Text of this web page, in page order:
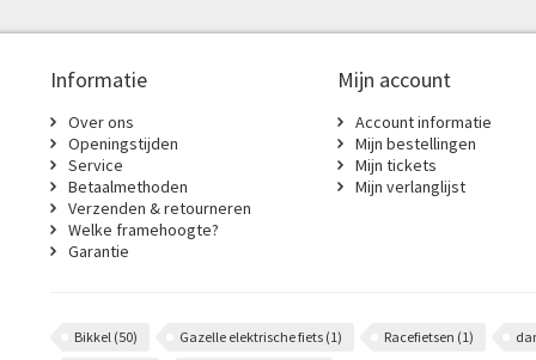
Informatie
Over ons
Openingstijden
Service
Betaalmethoden
Verzenden & retourneren
Welke framehoogte?
Garantie
Mijn account
Account informatie
Mijn bestellingen
Mijn tickets
Mijn verlanglijst
Bikkel (50) Gazelle elektrische fiets (1) Racefietsen (1)